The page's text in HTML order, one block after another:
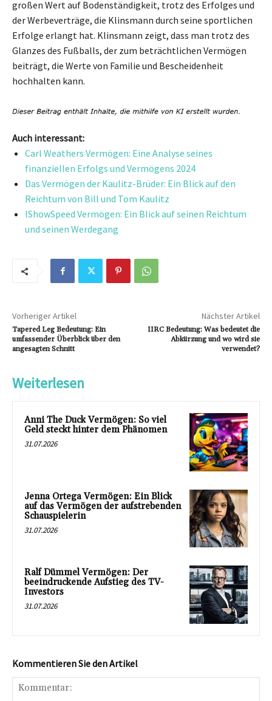
großen Wert auf Bodenständigkeit, trotz des Erfolges und
der Werbeverträge, die Klinsmann durch seine sportlichen
Erfolge erlangt hat. Klinsmann zeigt, dass man trotz des
Glanzes des Fußballs, der zum beträchtlichen Vermögen
beiträgt, die Werte von Familie und Bescheidenheit
hochhalten kann.
Auch interessant:
Carl Weathers Vermögen: Eine Analyse seines
finanziellen Erfolgs und Vermögens 2024
Das Vermögen der Kaulitz-Brüder: Ein Blick auf den
Reichtum von Bill und Tom Kaulitz
IShowSpeed Vermögen: Ein Blick auf seinen Reichtum
und seinen Werdegang
Vorheriger Artikel
Tapered Leg Bedeutung: Ein
umfassender Überblick über den
angesagten Schnitt
Nächster Artikel
IIRC Bedeutung: Was bedeutet die
Abkürzung und wo wird sie
verwendet?
Weiterlesen
Anni The Duck Vermögen: So viel
Geld steckt hinter dem Phänomen
31.07.2026
Jenna Ortega Vermögen: Ein Blick
auf das Vermögen der aufstrebenden
Schauspielerin
31.07.2026
Ralf Dümmel Vermögen: Der
beeindruckende Aufstieg des TV-
Investors
31.07.2026
Kommentieren Sie den Artikel